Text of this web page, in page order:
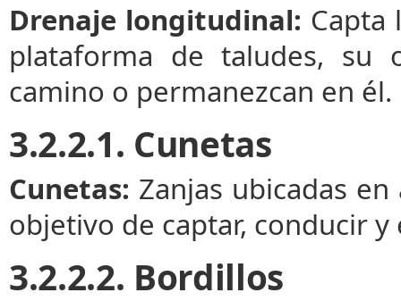
Drenaje longitudinal: Capta
plataforma de taludes, su
camino o permanezcan en él.
3.2.2.1. Cunetas
Cunetas: Zanjas ubicadas
objetivo de captar, conducir
3.2.2.2. Bordillos